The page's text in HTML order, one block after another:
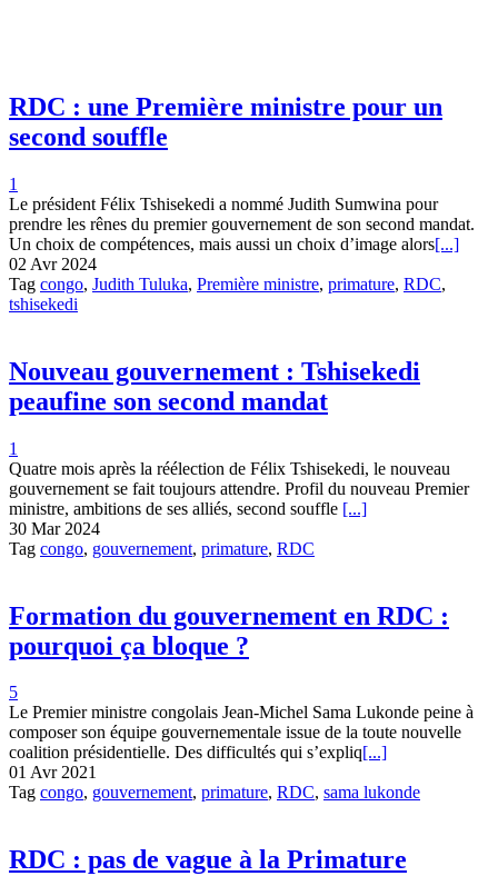
RDC : une Première ministre pour un
second souffle
1
Le président Félix Tshisekedi a nommé Judith Sumwina pour
prendre les rênes du premier gouvernement de son second mandat.
Un choix de compétences, mais aussi un choix d’image alors[...]
02 Avr 2024
Tag congo, Judith Tuluka, Première ministre, primature, RDC,
tshisekedi
Nouveau gouvernement : Tshisekedi
peaufine son second mandat
1
Quatre mois après la réélection de Félix Tshisekedi, le nouveau
gouvernement se fait toujours attendre. Profil du nouveau Premier
ministre, ambitions de ses alliés, second souffle [...]
30 Mar 2024
Tag congo, gouvernement, primature, RDC
Formation du gouvernement en RDC :
pourquoi ça bloque ?
5
Le Premier ministre congolais Jean-Michel Sama Lukonde peine à
composer son équipe gouvernementale issue de la toute nouvelle
coalition présidentielle. Des difficultés qui s’expliq[...]
01 Avr 2021
Tag congo, gouvernement, primature, RDC, sama lukonde
RDC : pas de vague à la Primature